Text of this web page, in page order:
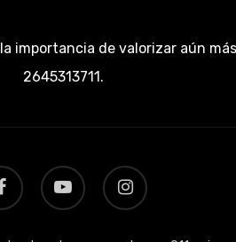
importancia de valorizar aún
2645313711.
youtube instagram